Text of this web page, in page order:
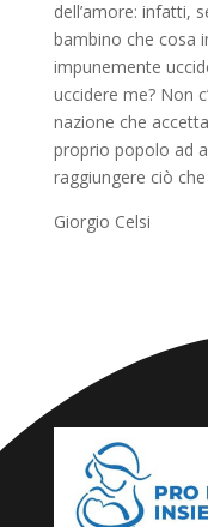
dell’amore: infatti,
bambino che cosa
impunemente
uccidere me? Non
nazione che
proprio popolo ad
raggiungere ciò che
Giorgio Celsi